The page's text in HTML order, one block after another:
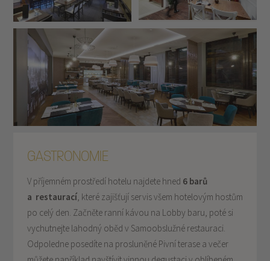
GASTRONOMIE
V příjemném prostředí hotelu najdete hned
6 barů
restaurací, které zajišťují servis všem hotelovým hostům
po celý den. Začněte ranní kávou na Lobby baru, poté si
vychutnejte lahodný oběd v Samoobslužné restauraci.
Odpoledne posedíte na prosluněné Pivní terase a večer